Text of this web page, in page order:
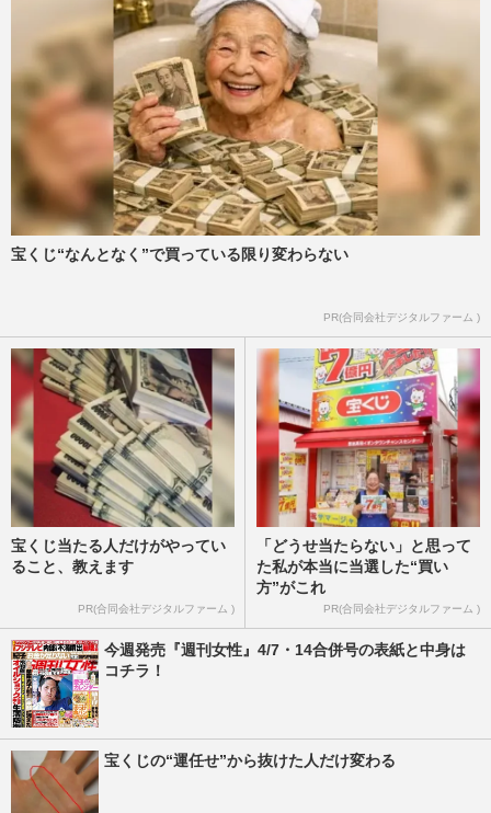
宝くじ“なんとなく”で買っている限り変わらない
PR(合同会社デジタルファーム )
宝くじ当たる人だけがやってい
ること、教えます
PR(合同会社デジタルファーム )
「どうせ当たらない」と思って
た私が本当に当選した“買い
方”がこれ
PR(合同会社デジタルファーム )
今週発売『週刊女性』4/7・14合併号の表紙と中身は
コチラ！
宝くじの“運任せ”から抜けた人だけ変わる